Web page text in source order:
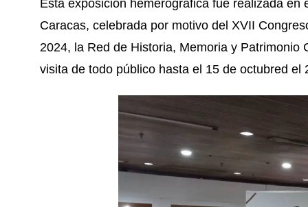
Esta exposición hemerográfica fue realizada
Caracas, celebrada por motivo del XVII
2024, la Red de Historia, Memoria y
visita de todo público hasta el 15 de octubred el